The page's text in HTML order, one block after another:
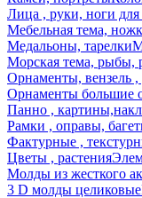
Лица , руки, ноги для
Мебельная тема,
Медальоны, тарелки
Морская тема, рыбы,
Орнаменты, вензель
Орнаменты большие
Панно ,
Рамки , оправы,
Фактурные ,
Цветы , растения
Молды из жесткого
3 D молды целиковые